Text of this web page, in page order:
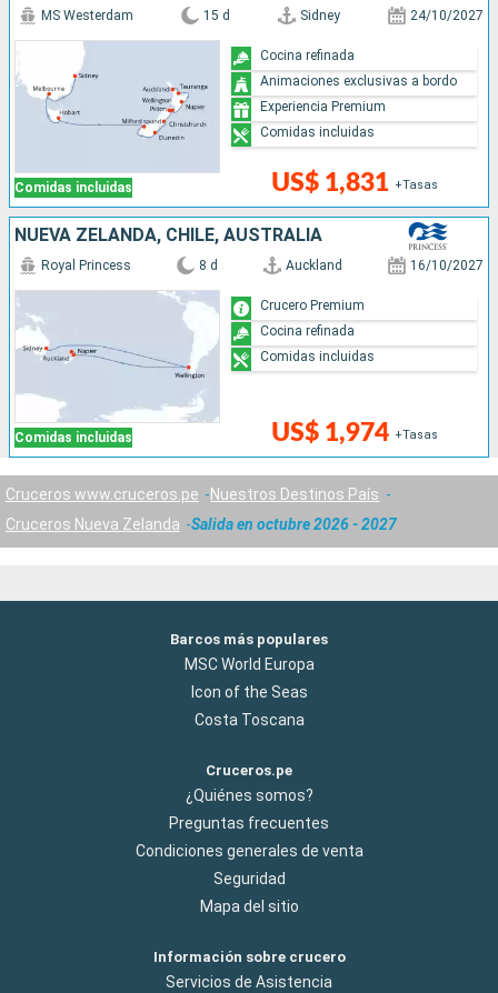
Comidas incluidas
MS Westerdam 15 d Sidney 24/10/2027
US$ 1,831 +Tasas
Cocina refinada
Animaciones exclusivas a bordo
Experiencia Premium
Comidas incluidas
NUEVA ZELANDA, CHILE, AUSTRALIA
Comidas incluidas
Royal Princess 8 d Auckland 16/10/2027
US$ 1,974 +Tasas
Crucero Premium
Cocina refinada
Comidas incluidas
Cruceros www.cruceros.pe
Nuestros Destinos País
Cruceros Nueva Zelanda
Salida en octubre 2026 - 2027
Barcos más populares
MSC World Europa
Icon of the Seas
Costa Toscana
Cruceros.pe
¿Quiénes somos?
Preguntas frecuentes
Condiciones generales de venta
Seguridad
Mapa del sitio
Información sobre crucero
Servicios de Asistencia